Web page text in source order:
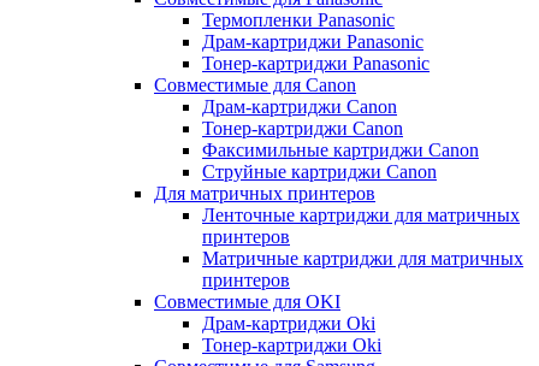
Термопленки Panasonic
Драм-картриджи Panasonic
Тонер-картриджи Panasonic
Совместимые для Canon
Драм-картриджи Canon
Тонер-картриджи Canon
Факсимильные картриджи Canon
Струйные картриджи Canon
Для матричных принтеров
Ленточные картриджи для матричных
принтеров
Матричные картриджи для матричных
принтеров
Совместимые для OKI
Драм-картриджи Oki
Тонер-картриджи Oki